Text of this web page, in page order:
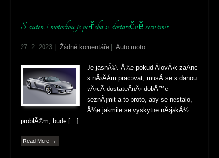
S autem i motorkou je potřeba se dostatečně seznámit
27. 2. 2023 |Žádné komentáře |Auto moto
Je jasnÃ©, Å¾e pokud ÄlovÄ›k zaÄne
s nÄ›ÄÃ­m pracovat, musÃ­ se s danou
vÄ›cÃ­ dostateÄnÄ› dobÅ™e
seznÃ¡mit a to proto, aby se nestalo,
Å¾e jakmile se vyskytne nÄ›jakÃ½
problÃ©m, bude […]
Read More →